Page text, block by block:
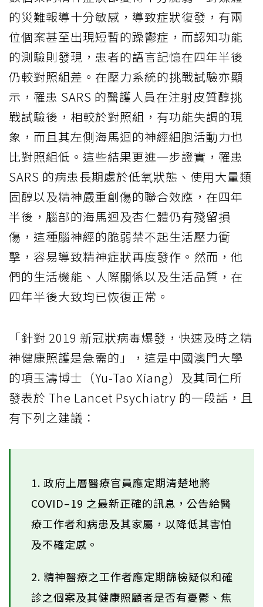
的災難報導十分敏感，導致症狀復發，有兩
位個案甚至出現短暫的躁鬱症，而認知功能
的測驗則發現，患者的語言記憶在四年半後
仍較對照組差。在壓力系統的挑戰試驗亦顯
示，罹患 SARS 的醫護人員在注射皮質醇挑
戰試驗後，相較於對照組，有功能失調的現
象，而且其左側海馬迴的神經細胞活動力也
比對照組低。這些結果更進一步證實，罹患
SARS 的病患長期處於低氧狀態、使用大量類
固醇以及精神嚴重創傷的聯合效應，在四年
半後，腦部的海馬迴及杏仁體仍有殘留損
傷，這種腦神經的脆弱禁不起生活壓力衝
擊，容易導致精神症狀再度發作。然而，他
們的生活機能、人際關係以及生活品質，在
四年半後大致均已恢復正常。
「針對 2019 新冠狀病毒爆發，快速及時之精
神健康照護是急需的」，這是中國澳門大學
的項玉濤博士（Yu-Tao Xiang）及其同仁所
發表於 The Lancet Psychiatry 的一段話，且
有下列之建議：
1. 政府上層醫療官員應定期清楚地將
COVID–19 之最新正確的訊息，公告給醫
療工作者和病患及其家屬，以降低其害怕
及不確定感。
2. 精神醫療之工作者應定期篩檢疑似和確
診之個案及其健康照顧者是否有憂鬱、焦